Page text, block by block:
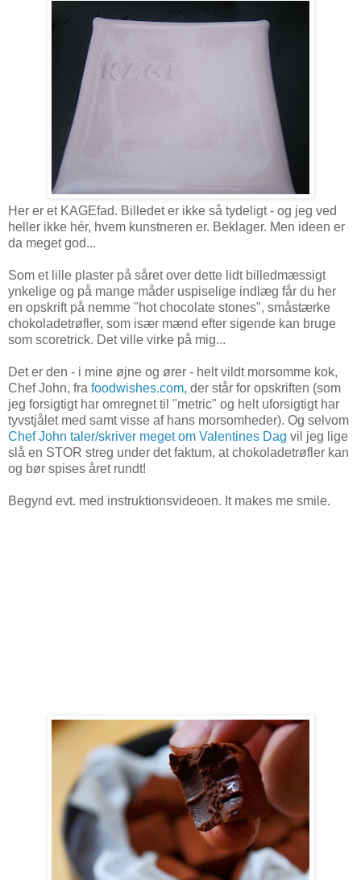
Her er et KAGEfad. Billedet er ikke så tydeligt - og jeg ved
heller ikke hér, hvem kunstneren er. Beklager. Men ideen er
da meget god...
Som et lille plaster på såret over dette lidt billedmæssigt
ynkelige og på mange måder uspiselige indlæg får du her
en opskrift på nemme "hot chocolate stones", småstærke
chokoladetrøfler, som især mænd efter sigende kan bruge
som scoretrick. Det ville virke på mig...
Det er den - i mine øjne og ører - helt vildt morsomme kok,
Chef John, fra foodwishes.com, der står for opskriften (som
jeg forsigtigt har omregnet til "metric" og helt uforsigtigt har
tyvstjålet med samt visse af hans morsomheder). Og selvom
Chef John taler/skriver meget om Valentines Dag vil jeg lige
slå en STOR streg under det faktum, at chokoladetrøfler kan
og bør spises året rundt!
Begynd evt. med instruktionsvideoen. It makes me smile.